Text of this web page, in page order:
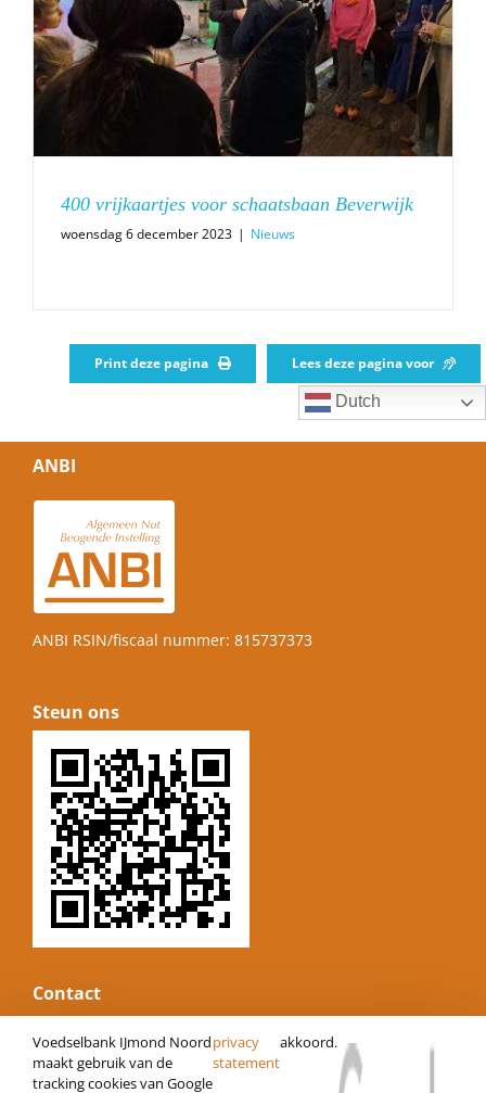
400 vrijkaartjes voor schaatsbaan Beverwijk
woensdag 6 december 2023 | Nieuws
Print deze pagina Lees deze pagina voor
Dutch
ANBI
ANBI RSIN/fiscaal nummer: 815737373
Steun ons
Contact
E-mail:informatie@voedselbankijmond.nl
Website:www.voedselbankijmond.nl
KvK nummer: 34247485
Voedselbank IJmond Noord
maakt gebruik van de
tracking cookies van Google
privacy
statement
akkoord.